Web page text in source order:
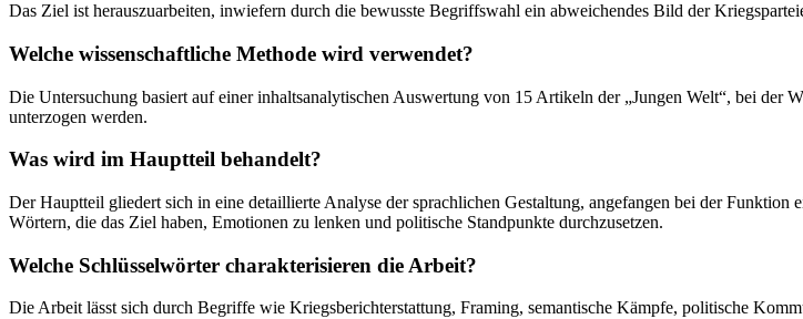
Das Ziel ist herauszuarbeiten, inwiefern durch die bewusste Begriffswahl ein abweichendes Bild der
Welche wissenschaftliche Methode wird verwendet?
Die Untersuchung basiert auf einer inhaltsanalytischen Auswertung von 15 Artikeln der „Jungen Welt“, bei
unterzogen werden.
Was wird im Hauptteil behandelt?
Der Hauptteil gliedert sich in eine detaillierte Analyse der sprachlichen Gestaltung, angefangen bei der
Wörtern, die das Ziel haben, Emotionen zu lenken und politische Standpunkte durchzusetzen.
Welche Schlüsselwörter charakterisieren die Arbeit?
Die Arbeit lässt sich durch Begriffe wie Kriegsberichterstattung, Framing, semantische Kämpfe, politische